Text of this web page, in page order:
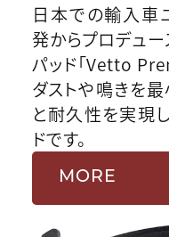
日本での輸入車
発からプロデュ
パッド「Vetto
ダストや鳴きを
と耐久性を実現
ドです。
MORE